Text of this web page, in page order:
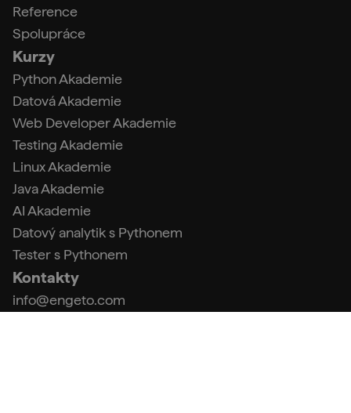
Reference
Spolupráce
Kurzy
Python Akademie
Datová Akademie
Web Developer Akademie
Testing Akademie
Linux Akademie
Java Akademie
AI Akademie
Datový analytik s Pythonem
Tester s Pythonem
Kontakty
info@engeto.com